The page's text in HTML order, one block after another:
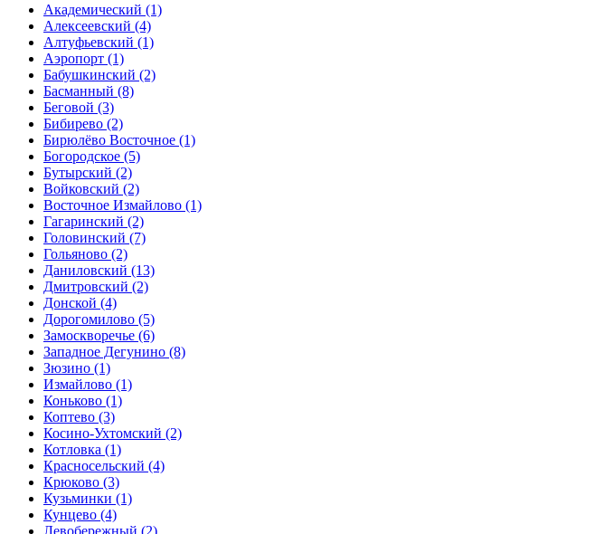
Академический (1)
Алексеевский (4)
Алтуфьевский (1)
Аэропорт (1)
Бабушкинский (2)
Басманный (8)
Беговой (3)
Бибирево (2)
Бирюлёво Восточное (1)
Богородское (5)
Бутырский (2)
Войковский (2)
Восточное Измайлово (1)
Гагаринский (2)
Головинский (7)
Гольяново (2)
Даниловский (13)
Дмитровский (2)
Донской (4)
Дорогомилово (5)
Замоскворечье (6)
Западное Дегунино (8)
Зюзино (1)
Измайлово (1)
Коньково (1)
Коптево (3)
Косино-Ухтомский (2)
Котловка (1)
Красносельский (4)
Крюково (3)
Кузьминки (1)
Кунцево (4)
Левобережный (2)